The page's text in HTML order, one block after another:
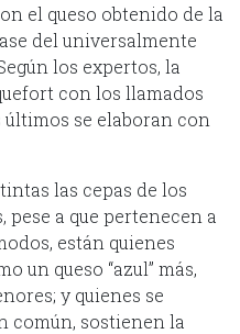
el queso obtenido de la
del universalmente
los expertos, la
con los llamados
últimos se elaboran con
las cepas de los
a que pertenecen a
están quienes
un queso “azul” más,
y quienes se
común, sostienen la